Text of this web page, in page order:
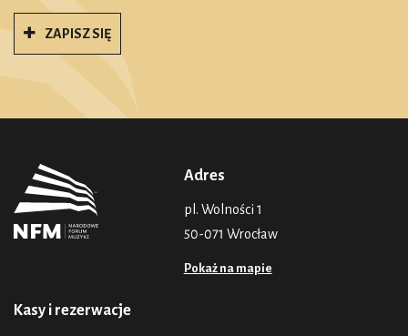
ZAPISZ SIĘ
Adres
pl. Wolności 1
50-071 Wrocław
Pokaż na mapie
Kasy i rezerwacje